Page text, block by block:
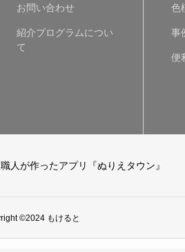
お問い合わせ
紹介プログラムについ
て
色
事
便
人が作ったアプリ『ぬりえタウン』
©2024 もけると